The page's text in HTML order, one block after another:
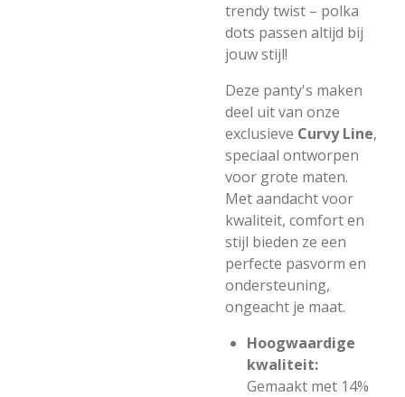
trendy twist – polka
dots passen altijd bij
jouw stijl!
Deze panty's maken
deel uit van onze
exclusieve Curvy Line,
speciaal ontworpen
voor grote maten.
Met aandacht voor
kwaliteit, comfort en
stijl bieden ze een
perfecte pasvorm en
ondersteuning,
ongeacht je maat.
Hoogwaardige
kwaliteit:
Gemaakt met 14%